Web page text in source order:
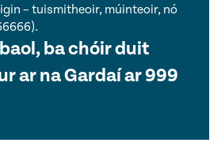
– tuismitheoir, múinteoir, nó
ba chóir duit
ar na Gardaí ar 999